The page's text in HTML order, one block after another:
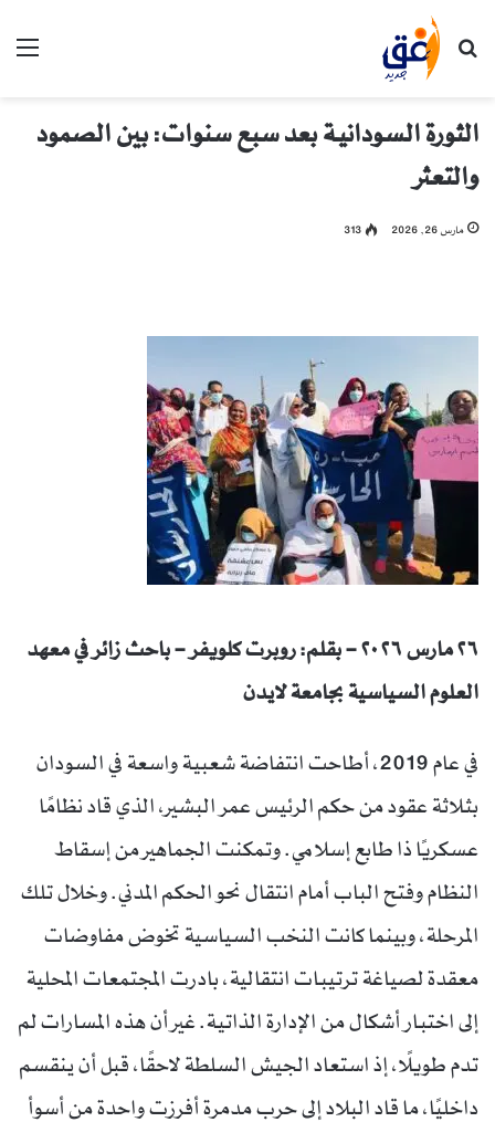
بحث عن
الثورة السودانية بعد سبع سنوات: بين الصمود
والتعثر
مارس 26, 2026 313
٢٦ مارس ٢٠٢٦ –
بقلم: روبرت كلويفر – باحث زائر في معهد
العلوم السياسية بجامعة لايدن
في عام 2019، أطاحت انتفاضة شعبية واسعة في السودان
بثلاثة عقود من حكم الرئيس عمر البشير، الذي قاد نظامًا
عسكريًا ذا طابع إسلامي. وتمكنت الجماهير من إسقاط
النظام وفتح الباب أمام انتقال نحو الحكم المدني. وخلال تلك
المرحلة، وبينما كانت النخب السياسية تخوض مفاوضات
معقدة لصياغة ترتيبات انتقالية، بادرت المجتمعات المحلية
إلى اختبار أشكال من الإدارة الذاتية. غير أن هذه المسارات لم
تدم طويلًا، إذ استعاد الجيش السلطة لاحقًا، قبل أن ينقسم
داخليًا، ما قاد البلاد إلى حرب مدمرة أفرزت واحدة من أسوأ